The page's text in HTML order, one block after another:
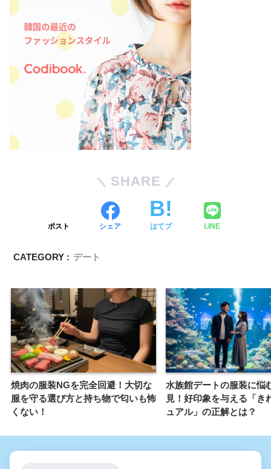
SHARE
ポスト シェア はてブ LINE
CATEGORY : デート
焼肉の服装NGを完全回避！大切な
服を守る選び方と持ち物で匂いも怖
くない！
水族館デートの服装に悩
見！好印象を与える「き
ュアル」の正解とは？